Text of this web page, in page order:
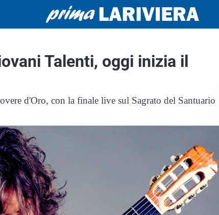
Talenti, oggi inizia il
d'Oro, con la finale live sul Sagrato del Santuario